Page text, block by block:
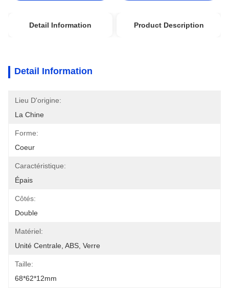
Detail Information Product Description
Detail Information
Lieu D'origine:
La Chine
Forme:
Coeur
Caractéristique:
Épais
Côtés:
Double
Matériel:
Unité Centrale, ABS, Verre
Taille:
68*62*12mm